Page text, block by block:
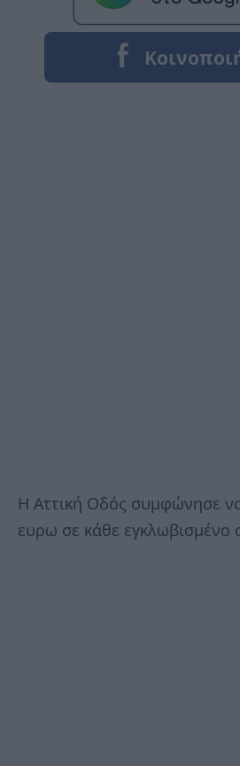
Η Αττική Οδός συμφώνησε
ευρω σε κάθε εγκλωβισμένο